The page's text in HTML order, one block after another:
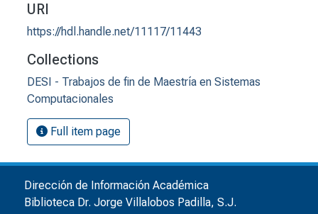
URI
https://hdl.handle.net/11117/11443
Collections
DESI - Trabajos de fin de Maestría en Sistemas
Computacionales
Full item page
Dirección de Información Académica
Biblioteca Dr. Jorge Villalobos Padilla, S.J.